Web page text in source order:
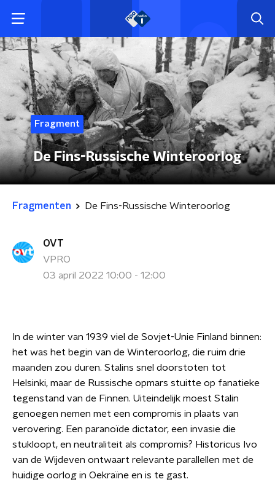
Fragment
De Fins-Russische Winteroorlog
Fragmenten De Fins-Russische Winteroorlog
OVT
VPRO
03 april 2022 10:00 - 12:00
In de winter van 1939 viel de Sovjet-Unie Finland binnen:
het was het begin van de Winteroorlog, die ruim drie
maanden zou duren. Stalins snel doorstoten tot
Helsinki, maar de Russische opmars stuitte op fanatieke
tegenstand van de Finnen. Uiteindelijk moest Stalin
genoegen nemen met een compromis in plaats van
verovering. Een paranoïde dictator, een invasie die
stukloopt, en neutraliteit als compromis? Historicus Ivo
van de Wijdeven ontwaart relevante parallellen met de
huidige oorlog in Oekraïne en is te gast.